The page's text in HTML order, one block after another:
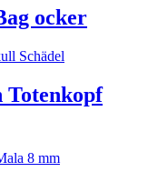
ocker
Totenkopf